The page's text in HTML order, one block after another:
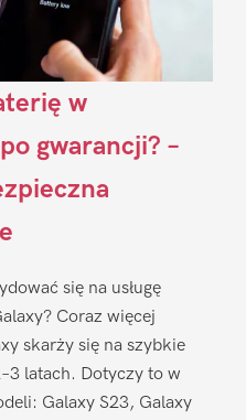
w
gwarancji? –
się na usługę
Coraz więcej
skarży się na szybkie
latach. Dotyczy to w
Galaxy S23, Galaxy